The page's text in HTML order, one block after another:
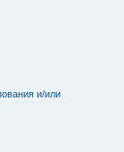
и/или